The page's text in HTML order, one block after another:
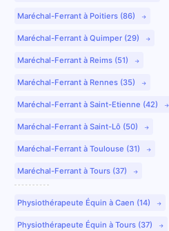
Maréchal-Ferrant à Poitiers (86)
Maréchal-Ferrant à Quimper (29)
Maréchal-Ferrant à Reims (51)
Maréchal-Ferrant à Rennes (35)
Maréchal-Ferrant à Saint-Etienne (42)
Maréchal-Ferrant à Saint-Lô (50)
Maréchal-Ferrant à Toulouse (31)
Maréchal-Ferrant à Tours (37)
Physiothérapeute Équin à Caen (14)
Physiothérapeute Équin à Tours (37)